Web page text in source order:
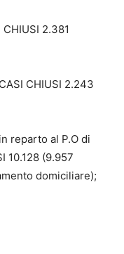
2.381
CHIUSI 2.243
reparto al P.O di
10.128 (9.957
domiciliare);